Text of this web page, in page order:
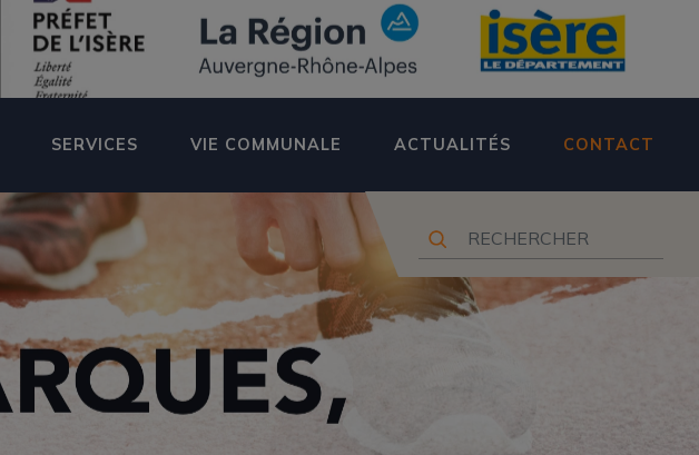
SERVICES VIE COMMUNALE ACTUALITÉS CONTACT